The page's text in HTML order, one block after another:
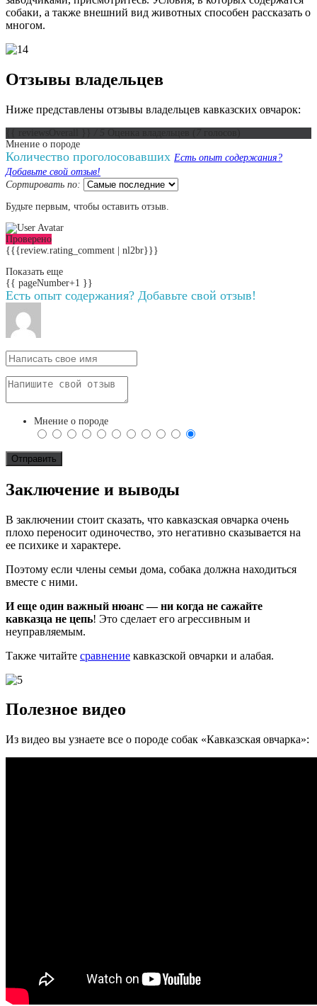
собаки, а также внешний вид животных способен рассказать о
многом.
Отзывы владельцев
Ниже представлены отзывы владельцев кавказских овчарок:
Мнение о породе
Количество проголосовавших Есть опыт содержания?
Добавьте свой отзыв!
Сортировать по:
Будьте первым, чтобы оставить отзыв.
Проверено
{{{review.rating_comment | nl2br}}}
Показать еще
{{ pageNumber+1 }}
Есть опыт содержания? Добавьте свой отзыв!
Мнение о породе
Заключение и выводы
В заключении стоит сказать, что кавказская овчарка очень
плохо переносит одиночество, это негативно сказывается на
ее психике и характере.
Поэтому если члены семьи дома, собака должна находиться
вместе с ними.
И еще один важный нюанс — ни когда не сажайте
кавказца не цепь! Это сделает его агрессивным и
неуправляемым.
Также читайте сравнение кавказской овчарки и алабая.
Полезное видео
Из видео вы узнаете все о породе собак «Кавказская овчарка»: